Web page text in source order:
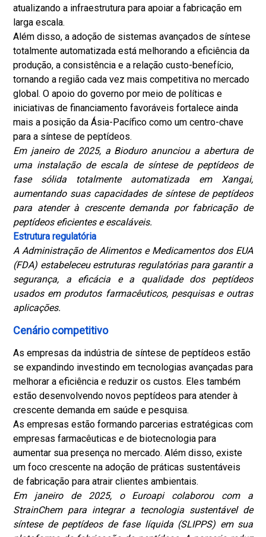
atualizando a infraestrutura para apoiar a fabricação em
larga escala.
Além disso, a adoção de sistemas avançados de síntese
totalmente automatizada está melhorando a eficiência da
produção, a consistência e a relação custo-benefício,
tornando a região cada vez mais competitiva no mercado
global. O apoio do governo por meio de políticas e
iniciativas de financiamento favoráveis ​​fortalece ainda
mais a posição da Ásia-Pacífico como um centro-chave
para a síntese de peptídeos.
Em janeiro de 2025, a Bioduro anunciou a abertura de
uma instalação de escala de síntese de peptídeos de
fase sólida totalmente automatizada em Xangai,
aumentando suas capacidades de síntese de peptídeos
para atender à crescente demanda por fabricação de
peptídeos eficientes e escaláveis.
Estrutura regulatória
A Administração de Alimentos e Medicamentos dos EUA
(FDA) estabeleceu estruturas regulatórias para garantir a
segurança, a eficácia e a qualidade dos peptídeos
usados ​​em produtos farmacêuticos, pesquisas e outras
aplicações.
Cenário competitivo
As empresas da indústria de síntese de peptídeos estão
se expandindo investindo em tecnologias avançadas para
melhorar a eficiência e reduzir os custos. Eles também
estão desenvolvendo novos peptídeos para atender à
crescente demanda em saúde e pesquisa.
As empresas estão formando parcerias estratégicas com
empresas farmacêuticas e de biotecnologia para
aumentar sua presença no mercado. Além disso, existe
um foco crescente na adoção de práticas sustentáveis ​​
de fabricação para atrair clientes ambientais.
Em janeiro de 2025, o Euroapi colaborou com a
StrainChem para integrar a tecnologia sustentável de
síntese de peptídeos de fase líquida (SLIPPS) em sua